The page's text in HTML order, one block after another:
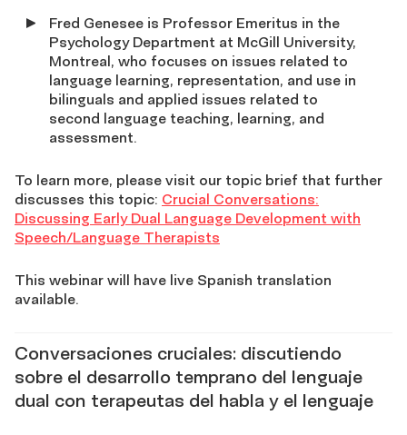
Fred Genesee is Professor Emeritus in the
Psychology Department at McGill University,
Montreal, who focuses on issues related to
language learning, representation, and use in
bilinguals and applied issues related to
second language teaching, learning, and
assessment.
To learn more, please visit our topic brief that further
discusses this topic: Crucial Conversations:
Discussing Early Dual Language Development with
Speech/Language Therapists
This webinar will have live Spanish translation
available.
Conversaciones cruciales: discutiendo
sobre el desarrollo temprano del lenguaje
dual con terapeutas del habla y el lenguaje